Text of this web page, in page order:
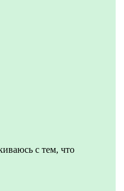
с тем, что